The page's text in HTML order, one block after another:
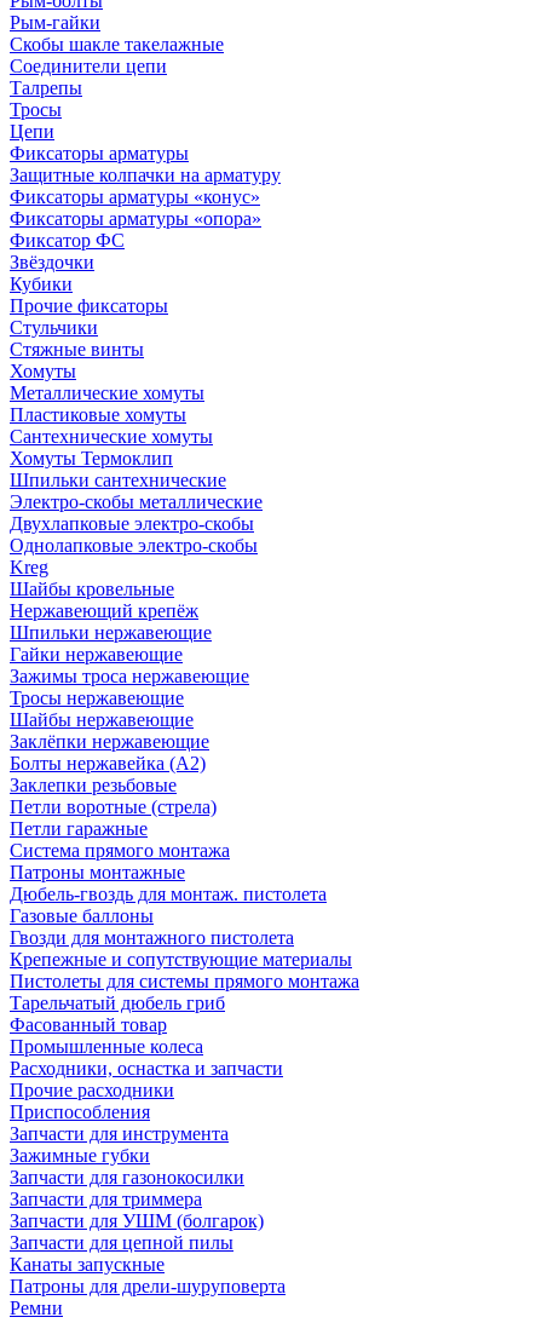
Рым-гайки
Скобы шакле такелажные
Соединители цепи
Талрепы
Тросы
Цепи
Фиксаторы арматуры
Защитные колпачки на арматуру
Фиксаторы арматуры «конус»
Фиксаторы арматуры «опора»
Фиксатор ФС
Звёздочки
Кубики
Прочие фиксаторы
Стульчики
Стяжные винты
Хомуты
Металлические хомуты
Пластиковые хомуты
Сантехнические хомуты
Хомуты Термоклип
Шпильки сантехнические
Электро-скобы металлические
Двухлапковые электро-скобы
Однолапковые электро-скобы
Kreg
Шайбы кровельные
Нержавеющий крепёж
Шпильки нержавеющие
Гайки нержавеющие
Зажимы троса нержавеющие
Тросы нержавеющие
Шайбы нержавеющие
Заклёпки нержавеющие
Болты нержавейка (А2)
Заклепки резьбовые
Петли воротные (стрела)
Петли гаражные
Система прямого монтажа
Патроны монтажные
Дюбель-гвоздь для монтаж. пистолета
Газовые баллоны
Гвозди для монтажного пистолета
Крепежные и сопутствующие материалы
Пистолеты для системы прямого монтажа
Тарельчатый дюбель гриб
Фасованный товар
Промышленные колеса
Расходники, оснастка и запчасти
Прочие расходники
Приспособления
Запчасти для инструмента
Зажимные губки
Запчасти для газонокосилки
Запчасти для триммера
Запчасти для УШМ (болгарок)
Запчасти для цепной пилы
Канаты запускные
Патроны для дрели-шуруповерта
Ремни